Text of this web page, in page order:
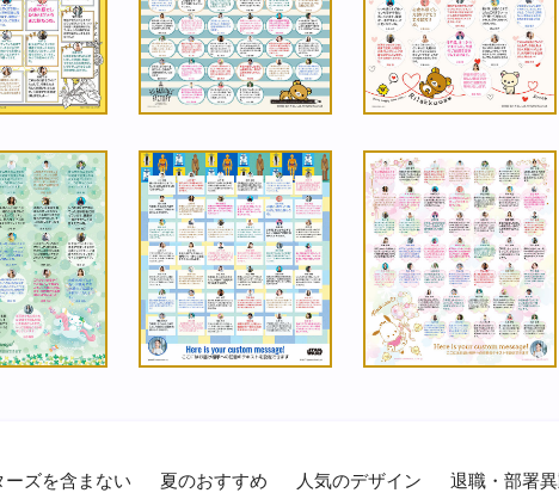
ーズを含まない 夏のおすすめ 人気のデザイン 退職・部署